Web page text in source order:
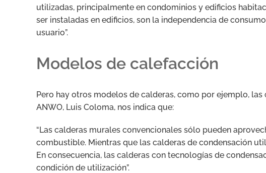
utilizadas, principalmente en condominios y edificios
ser instaladas en edificios, son la independencia de
usuario”.
Modelos de calefacción
Pero hay otros modelos de calderas, como por ejemplo,
ANWO, Luis Coloma, nos indica que:
“Las calderas murales convencionales sólo pueden
combustible. Mientras que las calderas de condensación
En consecuencia, las calderas con tecnologías de
condición de utilización”.